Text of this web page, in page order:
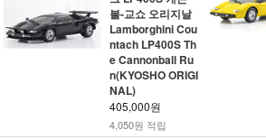
볼-교쇼 오리지날
Lamborghini Cou
ntach LP400S Th
e Cannonball Ru
n(KYOSHO ORIGI
NAL)
405,000원
4,050원 적립